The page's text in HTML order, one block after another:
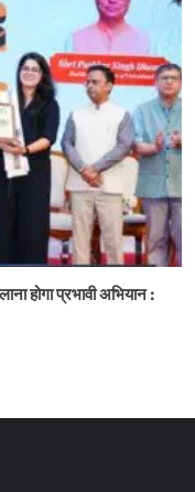
होगा प्रभावी अभियान :